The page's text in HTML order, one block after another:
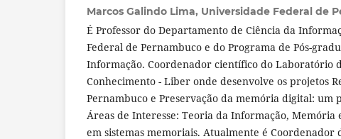
Marcos Galindo Lima, Universidade Federal de
É Professor do Departamento de Ciência da
Federal de Pernambuco e do Programa de Pós-
Informação. Coordenador científico do Laboratório
Conhecimento - Liber onde desenvolve os projetos
Pernambuco e Preservação da memória digital: um
Áreas de Interesse: Teoria da Informação, Memória
em sistemas memoriais. Atualmente é Coordenador